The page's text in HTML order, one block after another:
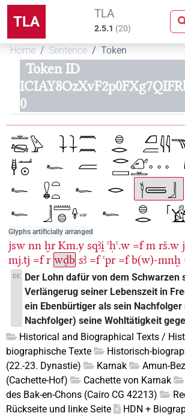
TLA TLA
2.5.1 (20)
Home Sentence Token
Token ID
0
Glyphs artificially arranged
jsw nn ḫr Km.y sqꜣi̯ ꜥḥꜥ.w =f m rš.w
mj.tj =f r wḏb sꜣ =f ꜥpr =f b(w)-mnḫ
DE
Der Lohn dafür von dem Schwarzen
Verlängerug seiner Lebenszeit in
ein Ebenbürtiger als sein Nachfolger
Nachfolger) seine Wohltätigkeit
Historical and Biographical Texts /
biographische Texte
Historisch-
(22.-23. Dynastie)
Karnak Amun-
(Cachette-Hof)
Cachette von Karnak
des Bak-en-Chons (Cairo CG 42213)
Rückseite und linke Seite
HDN +